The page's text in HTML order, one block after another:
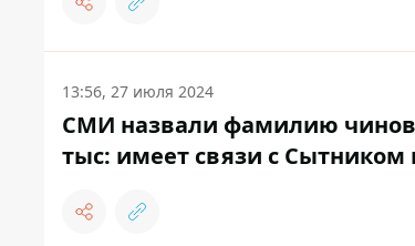
13:56, 27 июля 2024
СМИ назвали фамилию
тыс: имеет связи с